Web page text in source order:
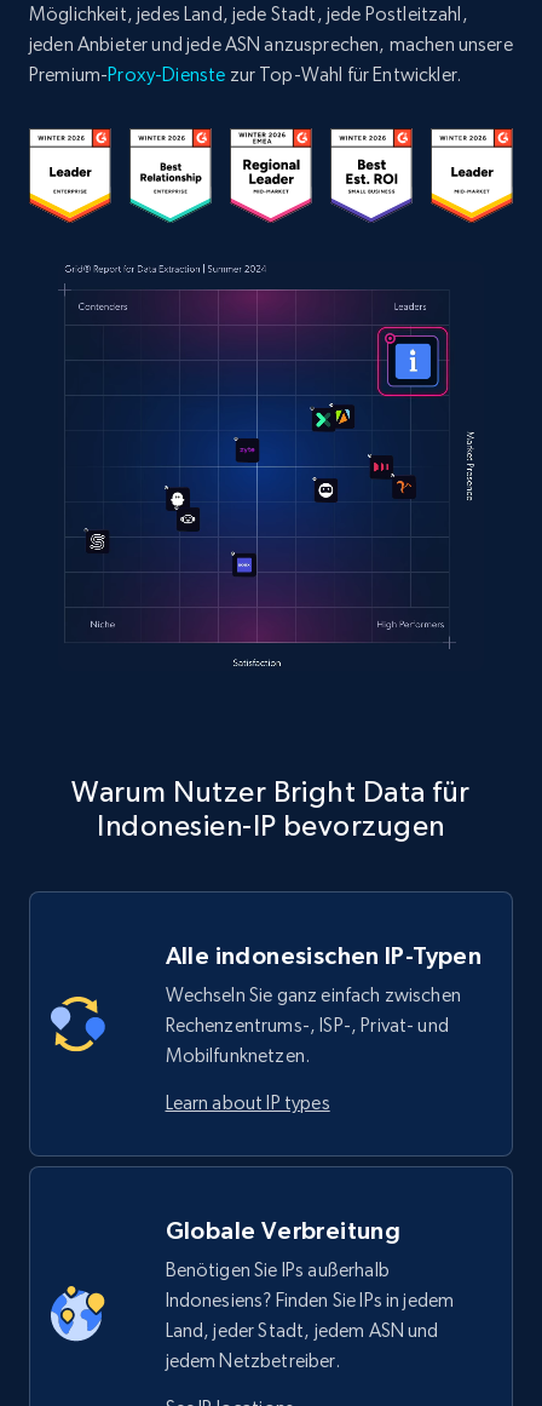
Möglichkeit, jedes Land, jede Stadt, jede Postleitzahl,
jeden Anbieter und jede ASN anzusprechen, machen unsere
Premium-Proxy-Dienste zur Top-Wahl für Entwickler.
Warum Nutzer Bright Data für
Indonesien-IP bevorzugen
Alle indonesischen IP-Typen
Wechseln Sie ganz einfach zwischen
Rechenzentrums-, ISP-, Privat- und
Mobilfunknetzen.
Learn about IP types
Globale Verbreitung
Benötigen Sie IPs außerhalb
Indonesiens? Finden Sie IPs in jedem
Land, jeder Stadt, jedem ASN und
jedem Netzbetreiber.